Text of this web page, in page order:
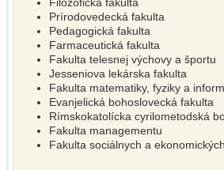
Prírodovedecká fakulta
Pedagogická fakulta
Farmaceutická fakulta
Fakulta telesnej výchovy a športu
Jesseniova lekárska fakulta
Fakulta matematiky, fyziky a
Evanjelická bohoslovecká fakulta
Rímskokatolícka cyrilometodská
Fakulta managementu
Fakulta sociálnych a